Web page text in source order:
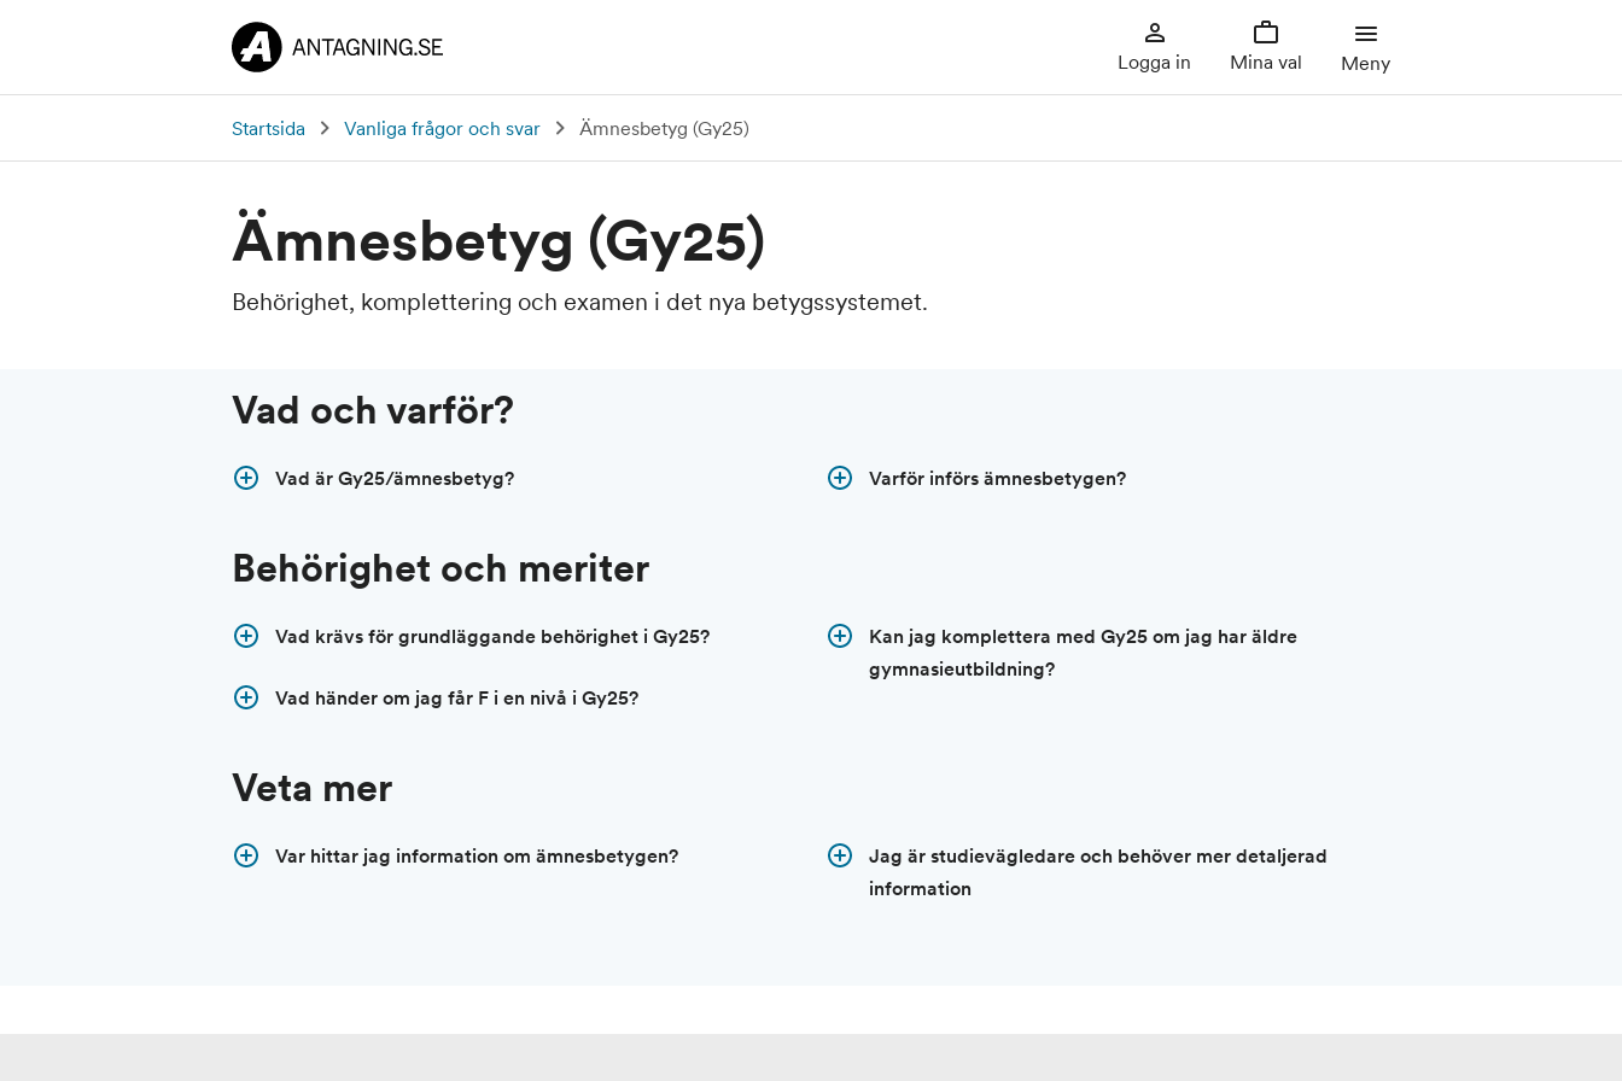
Logga in Mina val Meny
Startsida Vanliga frågor och svar Ämnesbetyg (Gy25)
Ämnesbetyg (Gy25)
Behörighet, komplettering och examen i det nya betygssystemet.
Vad och varför?
Vad är Gy25/ämnesbetyg? Varför införs ämnesbetygen?
Behörighet och meriter
Vad krävs för grundläggande behörighet i Gy25?
Vad händer om jag får F i en nivå i Gy25?
Kan jag komplettera med Gy25 om jag har äldre
gymnasieutbildning?
Veta mer
Var hittar jag information om ämnesbetygen?
Jag är studievägledare och behöver mer detaljerad
information